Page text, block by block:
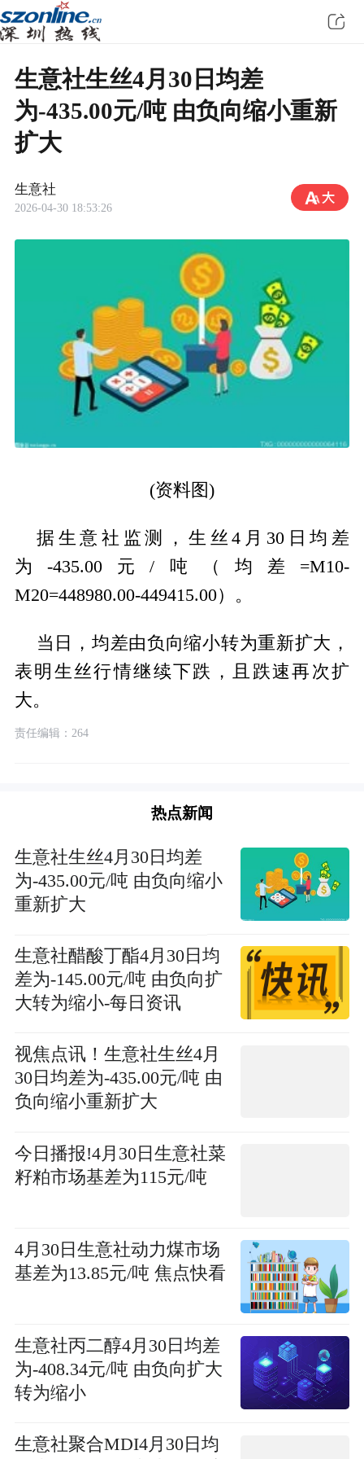
生意社生丝4月30日均差
为-435.00元/吨 由负向缩小重新
扩大
生意社
2026-04-30 18:53:26
(资料图)
据生意社监测，生丝4月30日均差
为-435.00元/吨（均差=M10-
M20=448980.00-449415.00）。
当日，均差由负向缩小转为重新扩大，
表明生丝行情继续下跌，且跌速再次扩
大。
责任编辑：264
热点新闻
生意社生丝4月30日均差
为-435.00元/吨 由负向缩小
重新扩大
生意社醋酸丁酯4月30日均
差为-145.00元/吨 由负向扩
大转为缩小-每日资讯
视焦点讯！生意社生丝4月
30日均差为-435.00元/吨 由
负向缩小重新扩大
今日播报!4月30日生意社菜
籽粕市场基差为115元/吨
4月30日生意社动力煤市场
基差为13.85元/吨 焦点快看
生意社丙二醇4月30日均差
为-408.34元/吨 由负向扩大
转为缩小
生意社聚合MDI4月30日均